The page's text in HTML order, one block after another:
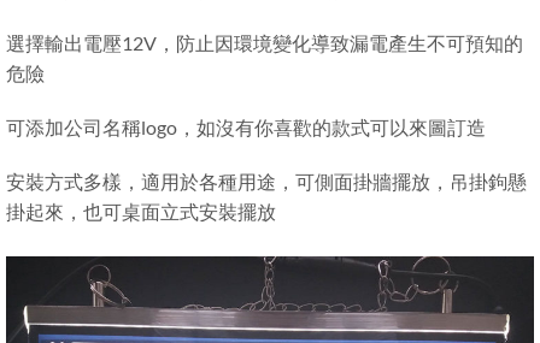
選擇輸出電壓12V，防止因環境變化導致漏電產生不可預知的
危險
可添加公司名稱logo，如沒有你喜歡的款式可以來圖訂造
安裝方式多樣，適用於各種用途，可側面掛牆擺放，吊掛鉤懸
掛起來，也可桌面立式安裝擺放